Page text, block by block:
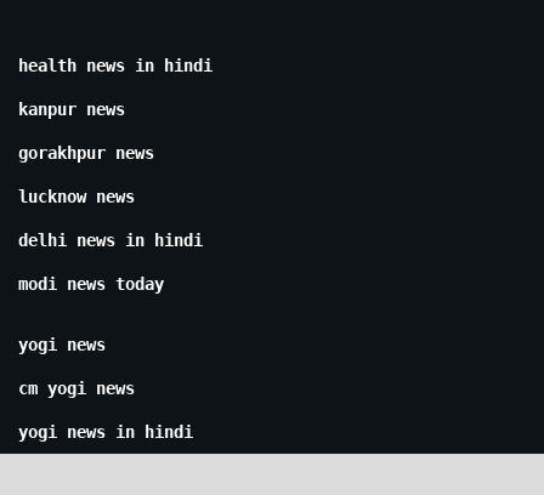
health news in hindi
kanpur news
gorakhpur news
lucknow news
delhi news in hindi
modi news today
yogi news
cm yogi news
yogi news in hindi